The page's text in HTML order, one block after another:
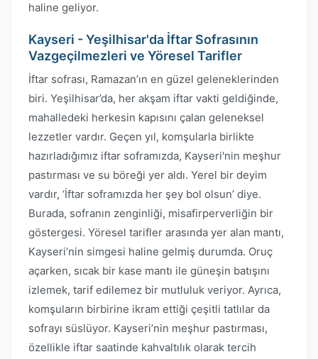
haline geliyor.
Kayseri - Yeşilhisar'da İftar Sofrasının
Vazgeçilmezleri ve Yöresel Tarifler
İftar sofrası, Ramazan’ın en güzel geleneklerinden
biri. Yeşilhisar’da, her akşam iftar vakti geldiğinde,
mahalledeki herkesin kapısını çalan geleneksel
lezzetler vardır. Geçen yıl, komşularla birlikte
hazırladığımız iftar soframızda, Kayseri'nin meşhur
pastırması ve su böreği yer aldı. Yerel bir deyim
vardır, ‘İftar soframızda her şey bol olsun’ diye.
Burada, sofranın zenginliği, misafirperverliğin bir
göstergesi. Yöresel tarifler arasında yer alan mantı,
Kayseri’nin simgesi haline gelmiş durumda. Oruç
açarken, sıcak bir kase mantı ile güneşin batışını
izlemek, tarif edilemez bir mutluluk veriyor. Ayrıca,
komşuların birbirine ikram ettiği çeşitli tatlılar da
sofrayı süslüyor. Kayseri’nin meşhur pastırması,
özellikle iftar saatinde kahvaltılık olarak tercih